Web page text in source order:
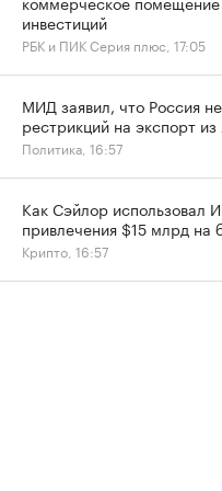
инвестиций
РБК и ПИК Серия плюс, 17:05
МИД заявил, что Россия
рестрикций на экспорт
Политика, 16:57
Как Сэйлор использовал
привлечения $15 млрд на
Крипто, 16:57